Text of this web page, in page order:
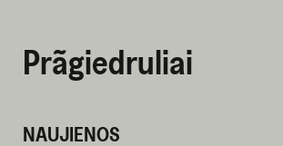
Prãgiedruliai
NAUJIENOS